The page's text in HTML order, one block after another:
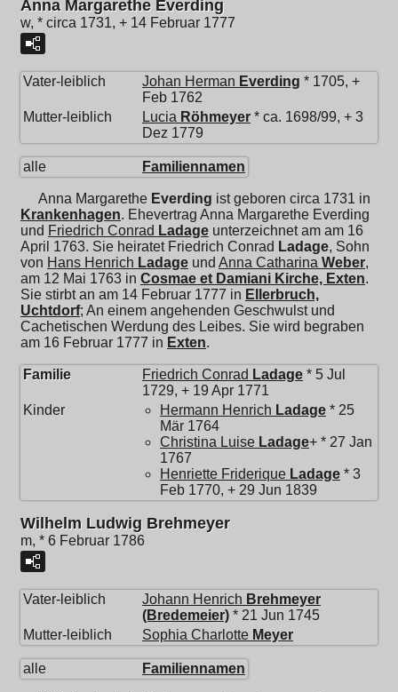
Anna Margarethe Everding
w, * circa 1731, + 14 Februar 1777
Vater-leiblich Johan Herman Everding * 1705, +
Feb 1762
Mutter-leiblich
Lucia Röhmeyer * ca. 1698/99, + 3
Dez 1779
alle Familiennamen
Anna Margarethe Everding ist geboren circa 1731 in
Krankenhagen. Ehevertrag Anna Margarethe Everding
und Friedrich Conrad Ladage unterzeichnet am am 16
April 1763. Sie heiratet Friedrich Conrad Ladage, Sohn
von Hans Henrich Ladage und Anna Catharina Weber,
am 12 Mai 1763 in Cosmae et Damiani Kirche, Exten.
Sie stirbt an am 14 Februar 1777 in Ellerbruch,
Uchtdorf; An einem angehenden Geschwulst und
Cachetischen Werdung des Leibes. Sie wird begraben
am 16 Februar 1777 in Exten.
Familie Friedrich Conrad Ladage * 5 Jul
1729, + 19 Apr 1771
Kinder
Hermann Henrich Ladage * 25
Mär 1764
Christina Luise Ladage+ * 27 Jan
1767
Henriette Friderique Ladage * 3
Feb 1770, + 29 Jun 1839
Wilhelm Ludwig Brehmeyer
m, * 6 Februar 1786
Vater-leiblich Johann Henrich Brehmeyer
(Bredemeier) * 21 Jun 1745
Mutter-leiblich
Sophia Charlotte Meyer
alle Familiennamen